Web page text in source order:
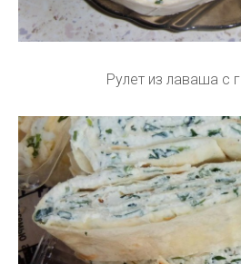
Рулет из лаваша с